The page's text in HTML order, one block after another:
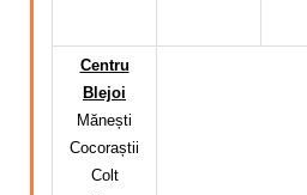
Centru
Blejoi
Mănești
Cocoraștii
Colt